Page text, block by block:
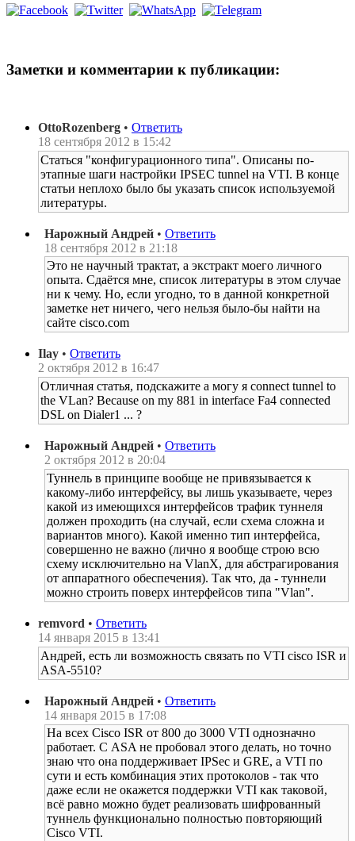
Заметки и комментарии к публикации:
OttoRozenberg • Ответить
18 сентября 2012 в 15:42
Статься "конфигурационного типа". Описаны по-
этапные шаги настройки IPSEC tunnel на VTI. В конце
статьи неплохо было бы указать список используемой
литературы.
Нарожный Андрей • Ответить
18 сентября 2012 в 21:18
Это не научный трактат, а экстракт моего личного
опыта. Сдаётся мне, список литературы в этом случае
ни к чему. Но, если угодно, то в данной конкретной
заметке нет ничего, чего нельзя было-бы найти на
сайте cisco.com
Ilay • Ответить
2 октября 2012 в 16:47
Отличная статья, подскажите а могу я connect tunnel to
the VLan? Because on my 881 in interface Fa4 connected
DSL on Dialer1 ... ?
Нарожный Андрей • Ответить
2 октября 2012 в 20:04
Туннель в принципе вообще не привязывается к
какому-либо интерфейсу, вы лишь указываете, через
какой из имеющихся интерфейсов трафик туннеля
должен проходить (на случай, если схема сложна и
вариантов много). Какой именно тип интерфейса,
совершенно не важно (лично я вообще строю всю
схему исключительно на VlanX, для абстрагирования
от аппаратного обеспечения). Так что, да - туннели
можно строить поверх интерфейсов типа "Vlan".
remvord • Ответить
14 января 2015 в 13:41
Андрей, есть ли возможность связать по VTI cisco ISR и
ASA-5510?
Нарожный Андрей • Ответить
14 января 2015 в 17:08
На всех Cisco ISR от 800 до 3000 VTI однозначно
работает. С ASA не пробовал этого делать, но точно
знаю что она поддерживает IPSec и GRE, а VTI по
сути и есть комбинация этих протоколов - так что
даже если не окажется поддержки VTI как таковой,
всё равно можно будет реализовать шифрованный
туннель функционально полностью повторяющий
Cisco VTI.